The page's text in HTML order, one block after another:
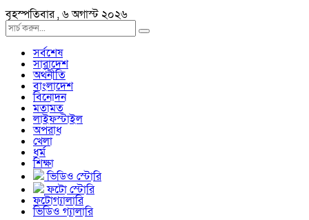
বৃহস্পতিবার , ৬ অগাস্ট ২০২৬
সর্বশেষ
সারাদেশ
অর্থনীতি
বাংলাদেশ
বিনোদন
মতামত
লাইফস্টাইল
অপরাধ
খেলা
ধর্ম
শিক্ষা
ভিডিও স্টোরি
ফটো স্টোরি
ফটোগ্যালারি
ভিডিও গ্যালারি